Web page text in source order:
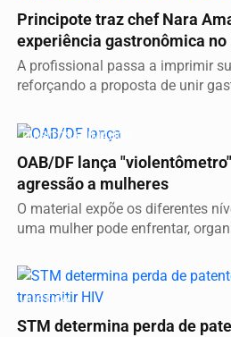
Principote traz chef Nara
experiência gastronômica no
A profissional passa a imprimir
reforçando a proposta de unir
DIREITOS HUMANOS
OAB/DF lança
agressão a mulheres
O material expõe os diferentes
uma mulher pode enfrentar,
JUSTIÇA
STM determina perda de